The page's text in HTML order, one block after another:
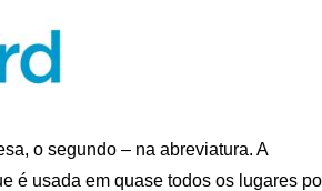
o segundo – na abreviatura. A
é usada em quase todos os lugares